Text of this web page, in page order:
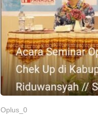
Oplus_0